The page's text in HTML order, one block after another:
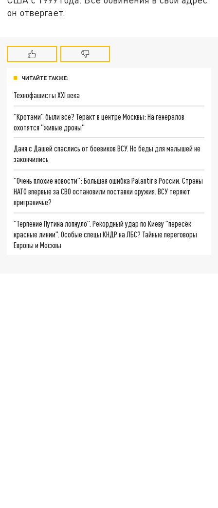
он отвергает.
ЧИТАЙТЕ ТАКЖЕ:
Технофашисты XXI века
"Кротами" были все? Теракт в центре Москвы: На генералов
охотятся "живые дроны"
Даня с Дашей спаслись от боевиков ВСУ. Но беды для малышей не
закончились
"Очень плохие новости": Большая ошибка Palantir в России. Страны
НАТО впервые за СВО остановили поставки оружия. ВСУ теряют
приграничье?
"Терпение Путина лопнуло". Рекордный удар по Киеву "пересёк
красные линии". Особые спецы КНДР на ЛБС? Тайные переговоры
Европы и Москвы